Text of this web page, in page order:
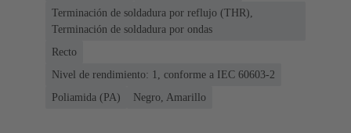
Terminación de soldadura por reflujo (THR),
Terminación de soldadura por ondas
Recto
Nivel de rendimiento: 1, conforme a IEC 60603-2
Poliamida (PA)
Negro, Amarillo